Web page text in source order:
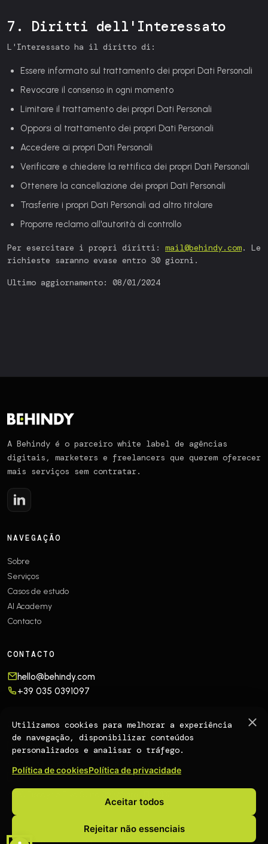
Utilizamos cookies para melhorar a experiência
de navegação, disponibilizar conteúdos
personalizados e analisar o tráfego.
Política de cookiesPolítica de privacidade
Aceitar todos
Rejeitar não essenciais
7. Diritti dell'Interessato
L'Interessato ha il diritto di:
Essere informato sul trattamento dei propri Dati Personali
Revocare il consenso in ogni momento
Limitare il trattamento dei propri Dati Personali
Opporsi al trattamento dei propri Dati Personali
Accedere ai propri Dati Personali
Verificare e chiedere la rettifica dei propri Dati Personali
Ottenere la cancellazione dei propri Dati Personali
Trasferire i propri Dati Personali ad altro titolare
Proporre reclamo all'autorità di controllo
Per esercitare i propri diritti: mail@behindy.com. Le
richieste saranno evase entro 30 giorni.
Ultimo aggiornamento: 08/01/2024
A Behindy é o parceiro white label de agências
digitais, marketers e freelancers que querem oferecer
mais serviços sem contratar.
NAVEGAÇÃO
Sobre
Serviços
Casos de estudo
AI Academy
Contacto
CONTACTO
hello@behindy.com
+39 035 0391097
OFFICES
🇮🇹 EUROPE
🇺🇸USA
4770 Biscayne Blvd Suite 960